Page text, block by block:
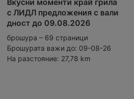
Вкусни моменти край грила
с ЛИДЛ предложения с вали
дност до 09.08.2026
брошура – 69 страници
Брошурата важи до: 09-08-26
На разстояние: 27,78 km